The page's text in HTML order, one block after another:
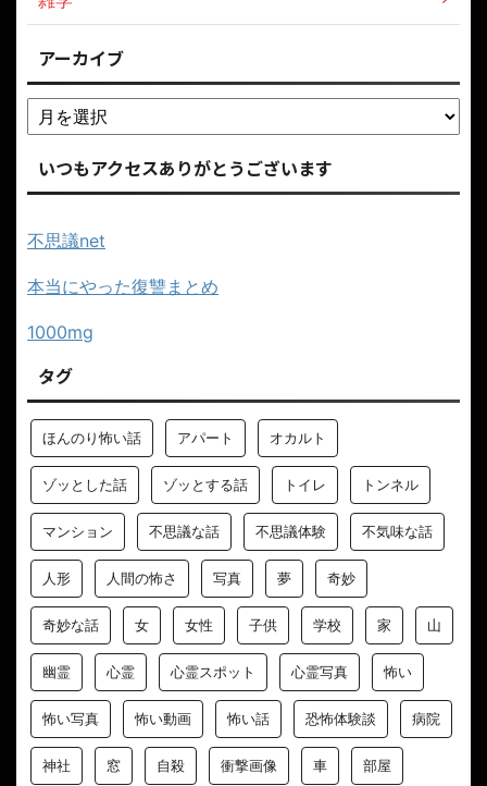
アーカイブ
いつもアクセスありがとうございます
不思議net
本当にやった復讐まとめ
1000mg
タグ
ほんのり怖い話 アパート オカルト
ゾッとした話 ゾッとする話 トイレ トンネル
マンション 不思議な話 不思議体験 不気味な話
人形 人間の怖さ 写真 夢 奇妙
奇妙な話 女 女性 子供 学校 家 山
幽霊 心霊 心霊スポット 心霊写真 怖い
怖い写真 怖い動画 怖い話 恐怖体験談 病院
神社 窓 自殺 衝撃画像 車 部屋